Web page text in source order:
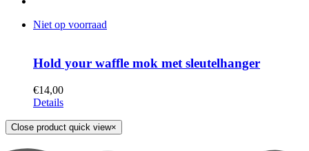
Niet op voorraad
Hold your waffle mok met sleutelhanger
€14,00
Details
Close product quick view×